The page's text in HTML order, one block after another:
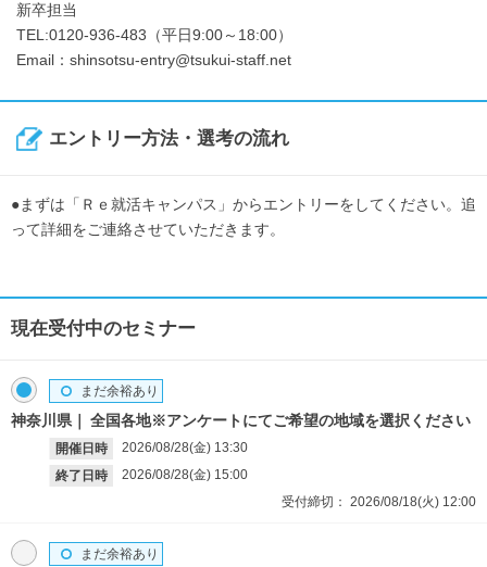
新卒担当
TEL:0120-936-483（平日9:00～18:00）
Email：shinsotsu-entry@tsukui-staff.net
エントリー方法・選考の流れ
●まずは「Ｒｅ就活キャンパス」からエントリーをしてください。追
って詳細をご連絡させていただきます。
現在受付中のセミナー
神奈川県 全国各地※アンケートにてご希望の地域を選択ください
開催日時 2026/08/28(金) 13:30
終了日時
2026/08/28(金) 15:00
まだ余裕あり
受付締切： 2026/08/18(火) 12:00
まだ余裕あり